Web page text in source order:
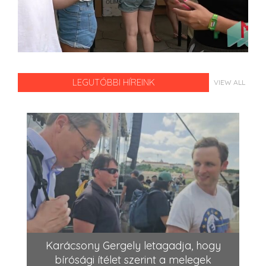
LEGUTÓBBI HÍREINK VIEW ALL
Karácsony Gergely letagadja, hogy
bírósági ítélet szerint a melegek